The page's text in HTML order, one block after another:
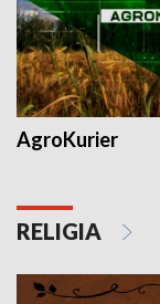
AgroKurier
RELIGIA